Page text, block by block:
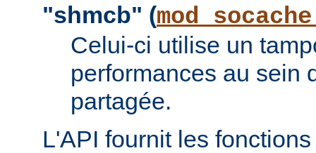
"shmcb" (
Celui-ci utilise un
performances au sein
partagée.
L'API fournit les